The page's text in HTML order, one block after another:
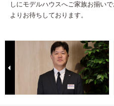
しにモデルハウスへご家族お揃い
よりお待ちしております。